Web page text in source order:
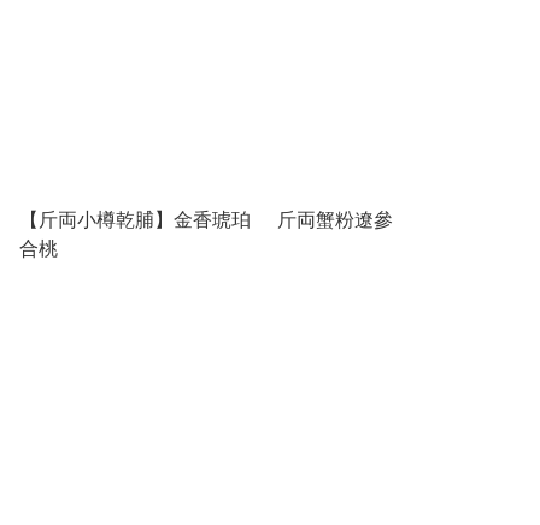
【斤両小樽乾脯】金香琥珀
合桃
斤両蟹粉遼參